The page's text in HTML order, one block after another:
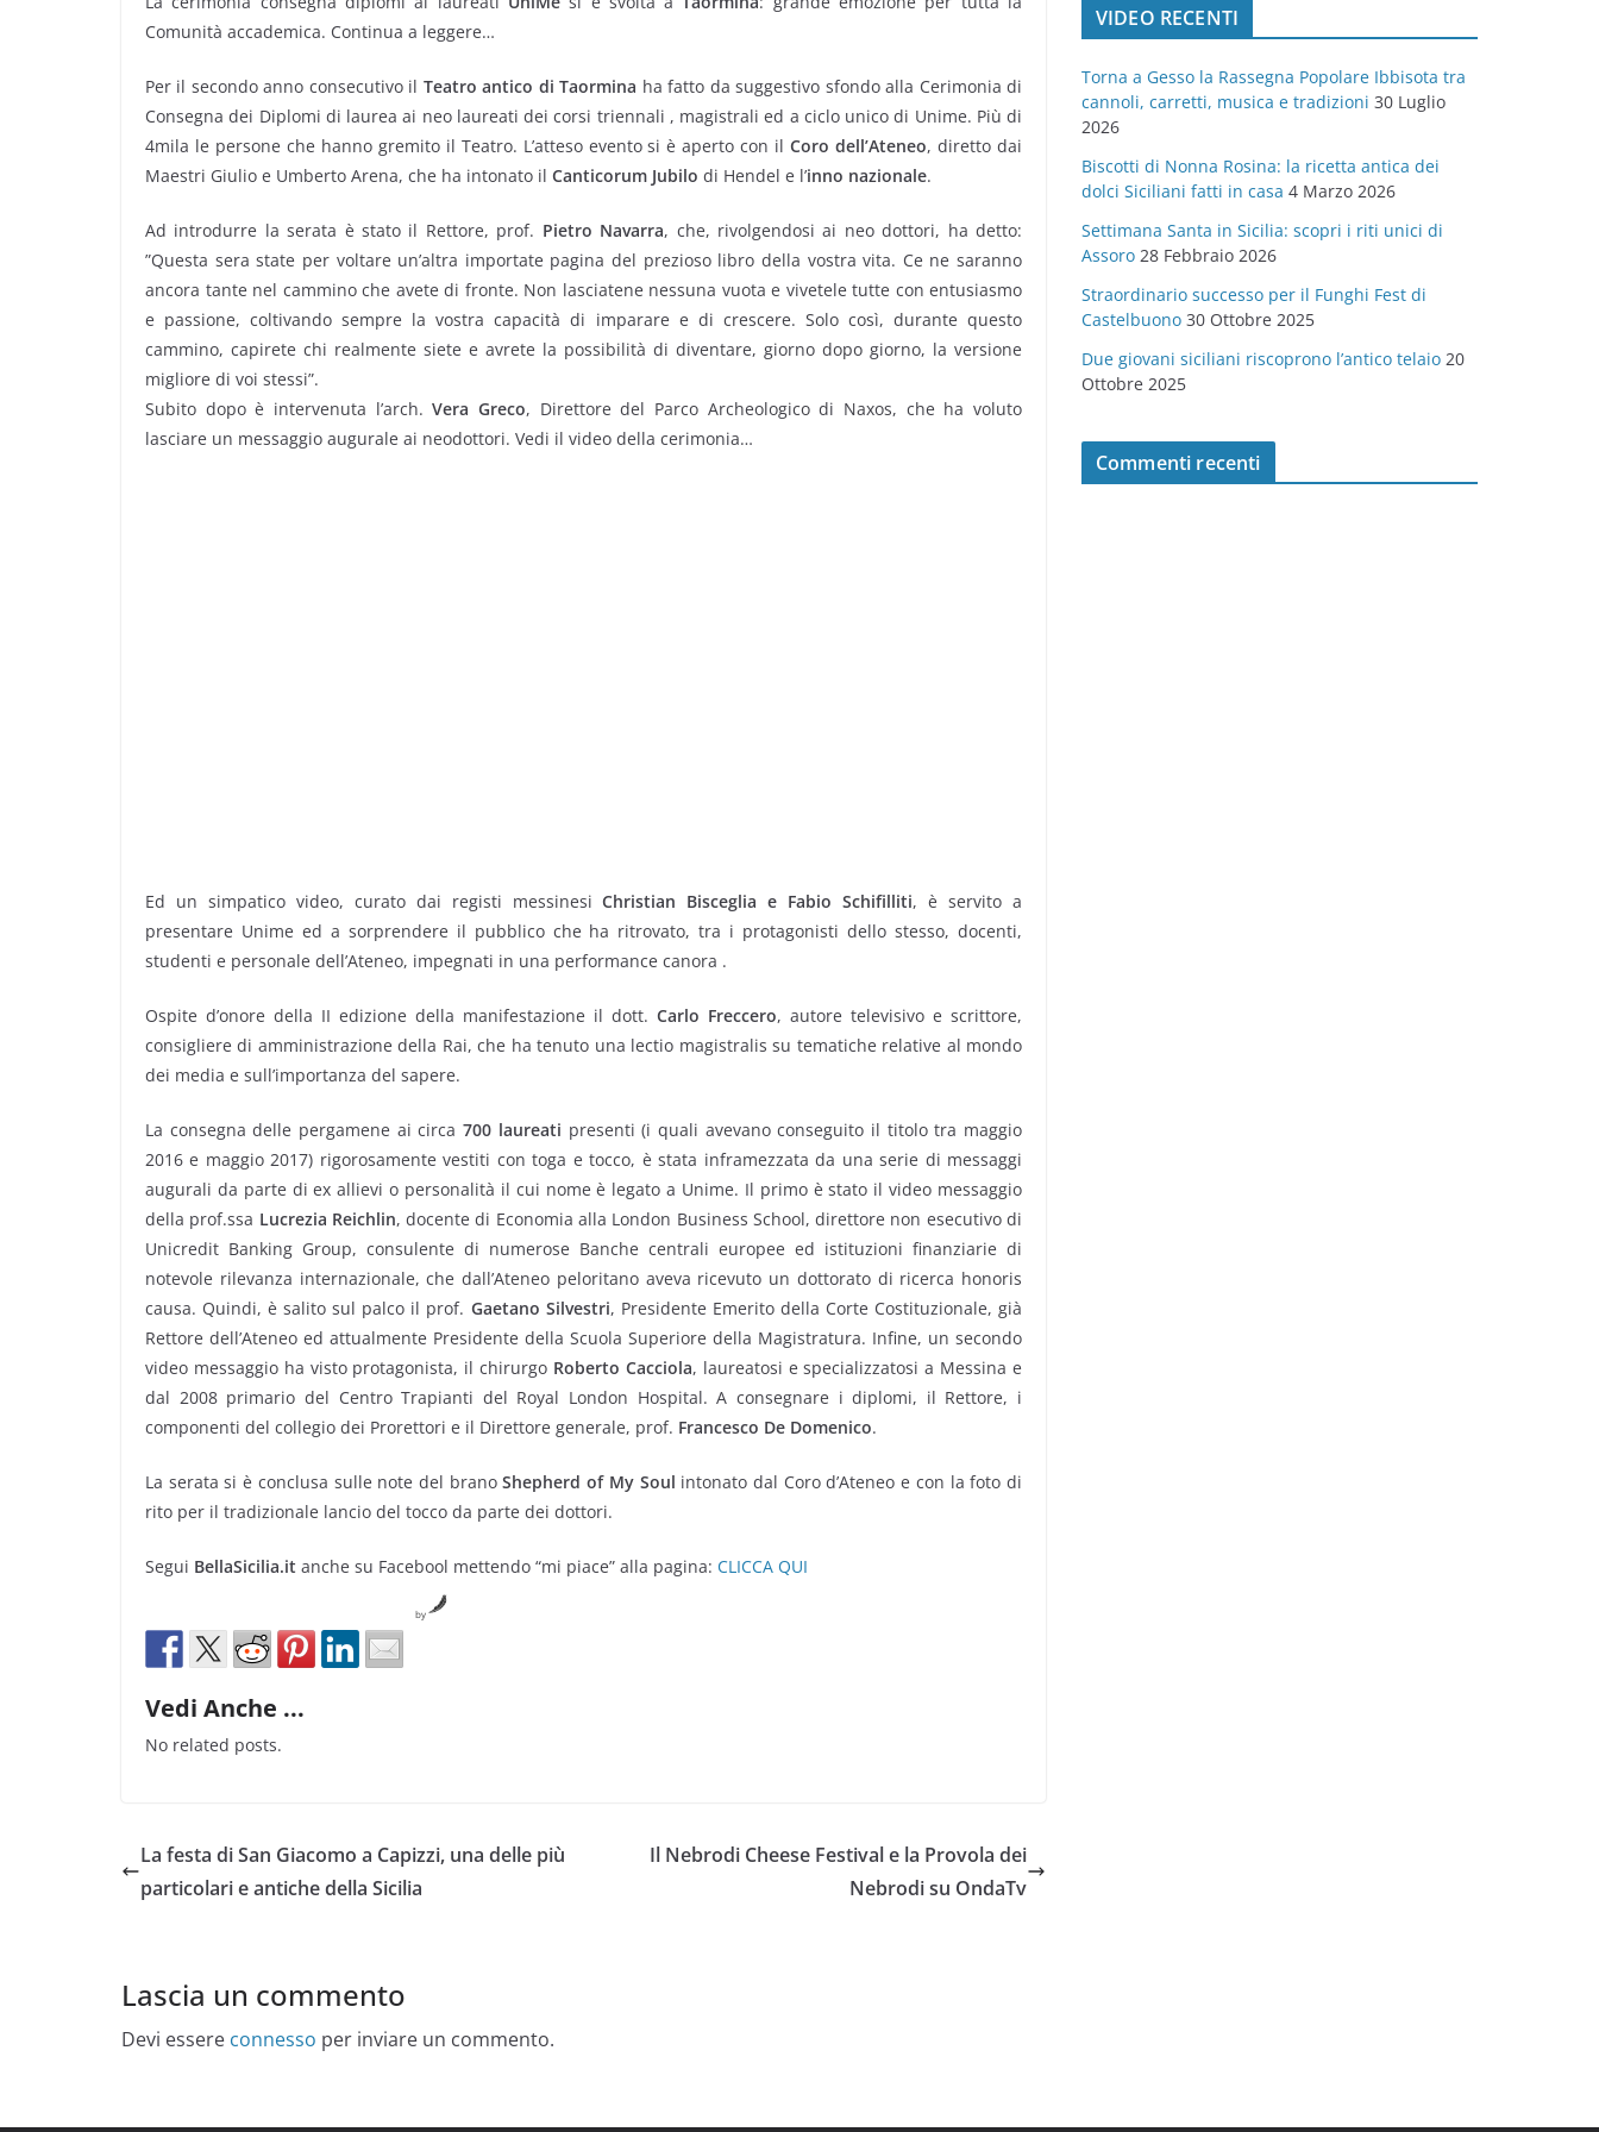
Comunità accademica. Continua a leggere…
Per il secondo anno consecutivo il Teatro antico di Taormina ha fatto da suggestivo sfondo alla Cerimonia di
Consegna dei Diplomi di laurea ai neo laureati dei corsi triennali , magistrali ed a ciclo unico di Unime. Più di
4mila le persone che hanno gremito il Teatro. L’atteso evento si è aperto con ilCoro dell’Ateneo, diretto dai
Maestri Giulio e Umberto Arena, che ha intonato il Canticorum Jubilo di Hendel e l’inno nazionale.
Ad introdurre la serata è stato il Rettore, prof. Pietro Navarra, che, rivolgendosi ai neo dottori, ha detto:
”Questa sera state per voltare un’altra importate pagina del prezioso libro della vostra vita. Ce ne saranno
ancora tante nel cammino che avete di fronte. Non lasciatene nessuna vuota e vivetele tutte con entusiasmo
e passione, coltivando sempre la vostra capacità di imparare e di crescere. Solo così, durante questo
cammino, capirete chi realmente siete e avrete la possibilità di diventare, giorno dopo giorno, la versione
migliore di voi stessi”.
Subito dopo è intervenuta l’arch.Vera Greco, Direttore del Parco Archeologico di Naxos, che ha voluto
lasciare un messaggio augurale ai neodottori. Vedi il video della cerimonia…
Ed un simpatico video, curato dai registi messinesi Christian Bisceglia e Fabio Schifilliti, è servito a
presentare Unime ed a sorprendere il pubblico che ha ritrovato, tra i protagonisti dello stesso, docenti,
studenti e personale dell’Ateneo, impegnati in una performance canora .
Ospite d’onore della II edizione della manifestazione il dott. Carlo Freccero, autore televisivo e scrittore,
consigliere di amministrazione della Rai, che ha tenuto una lectio magistralis su tematiche relative al mondo
dei media e sull’importanza del sapere.
La consegna delle pergamene ai circa 700 laureati presenti (i quali avevano conseguito il titolo tra maggio
2016 e maggio 2017) rigorosamente vestiti con toga e tocco, è stata inframezzata da una serie di messaggi
augurali da parte di ex allievi o personalità il cui nome è legato a Unime. Il primo è stato il video messaggio
della prof.ssa Lucrezia Reichlin, docente di Economia alla London Business School, direttore non esecutivo di
Unicredit Banking Group, consulente di numerose Banche centrali europee ed istituzioni finanziarie di
notevole rilevanza internazionale, che dall’Ateneo peloritano aveva ricevuto un dottorato di ricerca honoris
causa. Quindi, è salito sul palco il prof. Gaetano Silvestri, Presidente Emerito della Corte Costituzionale, già
Rettore dell’Ateneo ed attualmente Presidente della Scuola Superiore della Magistratura. Infine, un secondo
video messaggio ha visto protagonista, il chirurgo Roberto Cacciola, laureatosi e specializzatosi a Messina e
dal 2008 primario del Centro Trapianti del Royal London Hospital. A consegnare i diplomi, il Rettore, i
componenti del collegio dei Prorettori e il Direttore generale, prof. Francesco De Domenico.
La serata si è conclusa sulle note del branoShepherd of My Soul intonato dal Coro d’Ateneo e con la foto di
rito per il tradizionale lancio del tocco da parte dei dottori.
Segui BellaSicilia.it anche su Facebool mettendo “mi piace” alla pagina: CLICCA QUI
by
Vedi Anche ...
No related posts.
La festa di San Giacomo a Capizzi, una delle più
particolari e antiche della Sicilia
Il Nebrodi Cheese Festival e la Provola dei
Nebrodi su OndaTv
Lascia un commento
Devi essere connesso per inviare un commento.
o
r
e
VIDEO RECENTI
Torna a Gesso la Rassegna Popolare Ibbisota tra
cannoli, carretti, musica e tradizioni 30 Luglio
2026
Biscotti di Nonna Rosina: la ricetta antica dei
dolci Siciliani fatti in casa 4 Marzo 2026
Settimana Santa in Sicilia: scopri i riti unici di
Assoro 28 Febbraio 2026
Straordinario successo per il Funghi Fest di
Castelbuono 30 Ottobre 2025
Due giovani siciliani riscoprono l’antico telaio 20
Ottobre 2025
Commenti recenti